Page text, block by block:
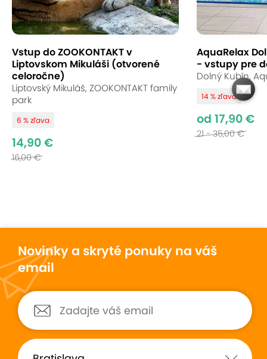
patriaLiptovská Mara, Heliport Liptov, termálny
prameň Kalameny, aquaparky, lyžiarske strediská
Vstup do ZOOKONTAKT v
Liptovskom Mikuláši (otvorené
celoročne)
Liptovský Mikuláš, ZOOKONTAKT family
park
6 % zľava
14,90 €
16,00 €
AquaRelax
- vstupy pre
Dolný Kubín,
14 % zľava
od 17,90 €
21 - 35,00 €
Novinky a skryté ponuky na váš
email